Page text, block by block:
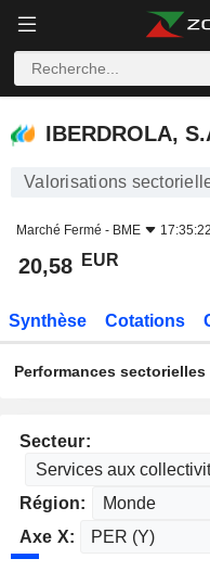
IBERDROLA, S.A.
IBERDROLA,
Valorisations
Marché Fermé - BME
20,58 EUR
Synthèse Cotations
Performances sectorielles
Secteur:
Région:
Axe X: